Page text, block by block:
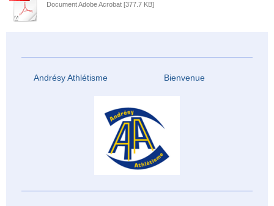
Document Adobe Acrobat [377.7 KB]
Andrésy Athlétisme Bienvenue